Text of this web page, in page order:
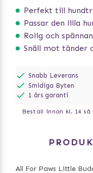
Perfekt till
Passar den lilla
Rolig och
Snäll mot tänder
Snabb Leverans
Smidiga Byten
1 års garanti
Beställ innan kl. 14
All For Paws Little